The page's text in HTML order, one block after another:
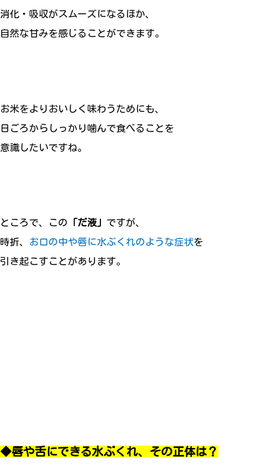
消化・吸収がスムーズになるほか、
自然な甘みを感じることができます。
お米をよりおいしく味わうためにも、
日ごろからしっかり噛んで食べることを
意識したいですね。
ところで、この 「だ液」 ですが、
時折、
お口の中や唇に水ぶくれのような症状を
引き起こすことがあります。
◆唇や舌にできる水ぶくれ、その正体は？